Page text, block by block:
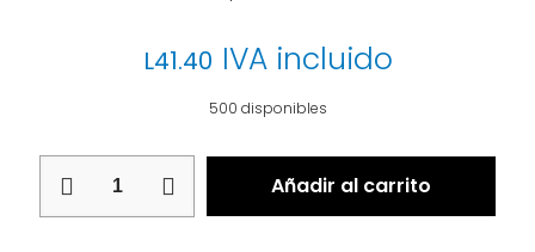
L41.40 IVA incluido
500 disponibles
180-
2909
Añadir al carrito